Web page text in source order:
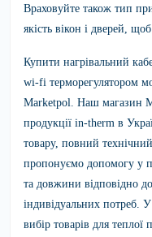
Враховуйте також тип
якість вікон і дверей,
Купити нагрівальний
wi-fi терморегулятором
Marketpol. Наш магазин
продукції in-therm в
товару, повний
пропонуємо допомогу у
та довжини відповідно
індивідуальних потреб.
вибір товарів для теплої